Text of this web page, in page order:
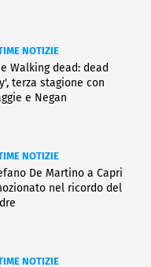
NOTIZIE
Walking dead: dead
terza stagione con
e Negan
NOTIZIE
De Martino a Capri
nel ricordo del
NOTIZIE